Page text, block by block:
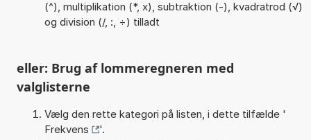
(^), multiplikation (*, x), subtraktion (-), kvadratrod (√)
og division (/, :, ÷) tilladt
eller: Brug af lommeregneren med
valglisterne
Vælg den rette kategori på listen, i dette tilfælde '
Frekvens
'.